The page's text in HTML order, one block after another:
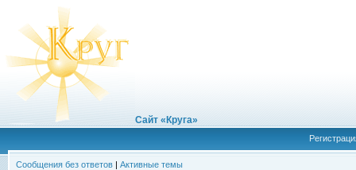
Сайт «Круга»
Сообщения без ответов | Активные темы